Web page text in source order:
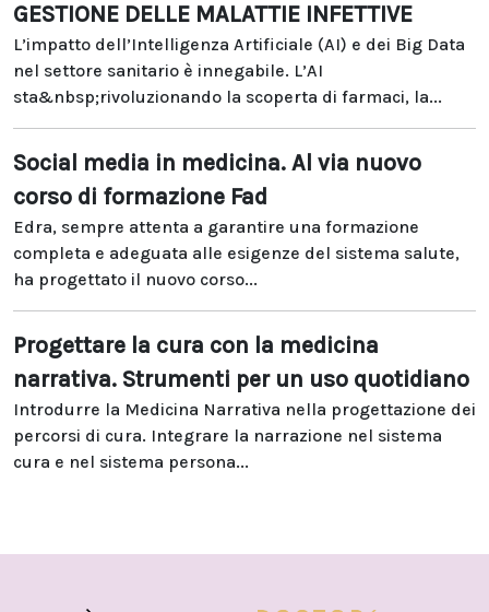
GESTIONE DELLE MALATTIE INFETTIVE
L’impatto dell’Intelligenza Artificiale (AI) e dei Big Data
nel settore sanitario è innegabile. L’AI
sta&nbsp;rivoluzionando la scoperta di farmaci, la...
Social media in medicina. Al via nuovo
corso di formazione Fad
Edra, sempre attenta a garantire una formazione
completa e adeguata alle esigenze del sistema salute,
ha progettato il nuovo corso...
Progettare la cura con la medicina
narrativa. Strumenti per un uso quotidiano
Introdurre la Medicina Narrativa nella progettazione dei
percorsi di cura. Integrare la narrazione nel sistema
cura e nel sistema persona...